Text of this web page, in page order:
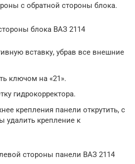
с обратной стороны блока.
блока ВАЗ 2114
вставку, убрав все внешние
ключом на «21».
гидрокорректора.
крепления панели открутить, с
удалить крепление к
стороны панели ВАЗ 2114